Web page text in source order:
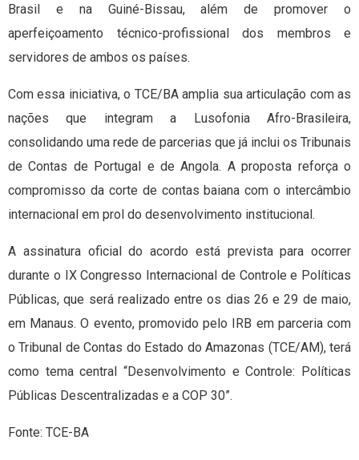
Brasil e na Guiné-Bissau, além de promover o
aperfeiçoamento técnico-profissional dos membros e
servidores de ambos os países.
Com essa iniciativa, o TCE/BA amplia sua articulação com as
nações que integram a Lusofonia Afro-Brasileira,
consolidando uma rede de parcerias que já inclui os Tribunais
de Contas de Portugal e de Angola. A proposta reforça o
compromisso da corte de contas baiana com o intercâmbio
internacional em prol do desenvolvimento institucional.
A assinatura oficial do acordo está prevista para ocorrer
durante o IX Congresso Internacional de Controle e Políticas
Públicas, que será realizado entre os dias 26 e 29 de maio,
em Manaus. O evento, promovido pelo IRB em parceria com
o Tribunal de Contas do Estado do Amazonas (TCE/AM), terá
como tema central “Desenvolvimento e Controle: Políticas
Públicas Descentralizadas e a COP 30”.
Fonte: TCE-BA